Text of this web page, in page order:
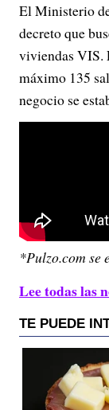
El Ministerio
decreto que
viviendas VIS.
máximo 135
negocio se
*Pulzo.com se
Lee todas las